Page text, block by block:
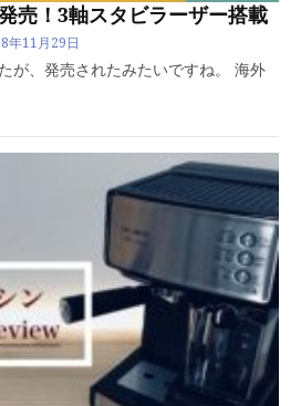
売！3軸スタビラーザー搭載
年11月29日
が、発売されたみたいですね。 海外